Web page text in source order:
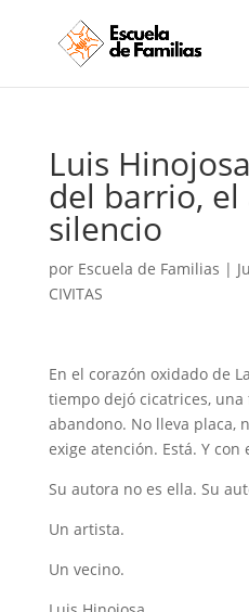
Luis
del barrio,
silencio
por Escuela de Familias |
CIVITAS
En el corazón oxidado de
tiempo dejó cicatrices,
abandono. No lleva placa,
exige atención. Está. Y con
Su autora no es ella. Su
Un artista.
Un vecino.